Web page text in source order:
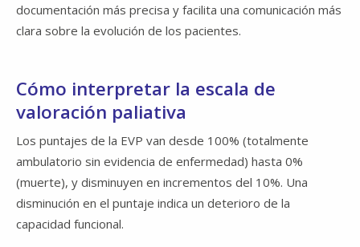
documentación más precisa y facilita una comunicación más
clara sobre la evolución de los pacientes.
Cómo interpretar la escala de
valoración paliativa
Los puntajes de la EVP van desde 100% (totalmente
ambulatorio sin evidencia de enfermedad) hasta 0%
(muerte), y disminuyen en incrementos del 10%. Una
disminución en el puntaje indica un deterioro de la
capacidad funcional.